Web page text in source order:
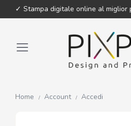
✓ Stampa digitale online al miglior
Home Account Accedi